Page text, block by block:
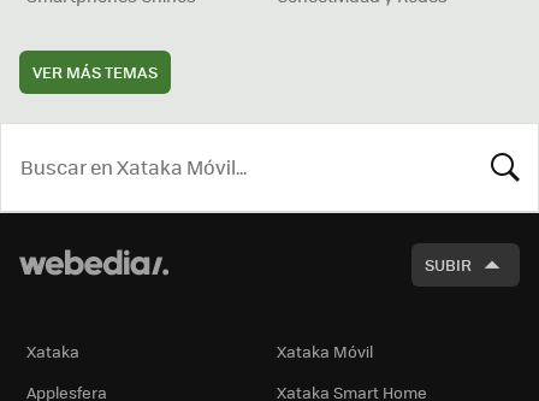
VER MÁS TEMAS
SUBIR
Xataka
Xataka Móvil
Applesfera
Xataka Smart Home